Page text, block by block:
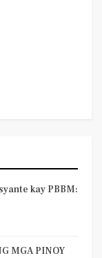
kay PBBM:
MGA PINOY